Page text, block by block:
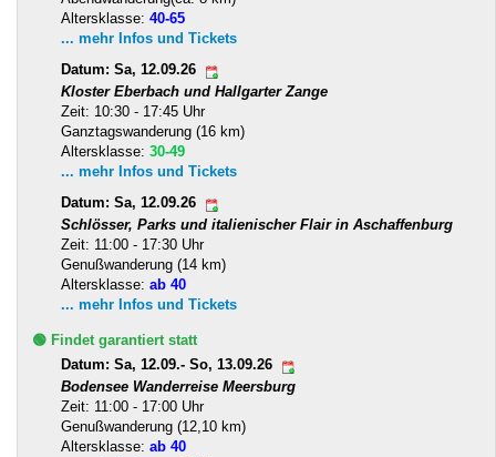
Altersklasse: 40-65
... mehr Infos und Tickets
Datum: Sa, 12.09.26
Kloster Eberbach und Hallgarter Zange
Zeit: 10:30 - 17:45 Uhr
Ganztagswanderung (16 km)
Altersklasse: 30-49
... mehr Infos und Tickets
Datum: Sa, 12.09.26
Schlösser, Parks und italienischer Flair in Aschaffenburg
Zeit: 11:00 - 17:30 Uhr
Genußwanderung (14 km)
Altersklasse: ab 40
... mehr Infos und Tickets
🟢 Findet garantiert statt
Datum: Sa, 12.09.- So, 13.09.26
Bodensee Wanderreise Meersburg
Zeit: 11:00 - 17:00 Uhr
Genußwanderung (12,10 km)
Altersklasse: ab 40